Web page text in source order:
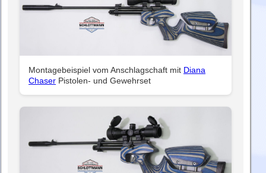
Montagebeispiel vom Anschlagschaft mit Diana
Chaser Pistolen- und Gewehrset